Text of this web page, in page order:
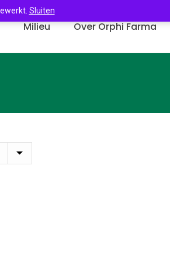
Milieu Over Orphi Farma
Sluiten